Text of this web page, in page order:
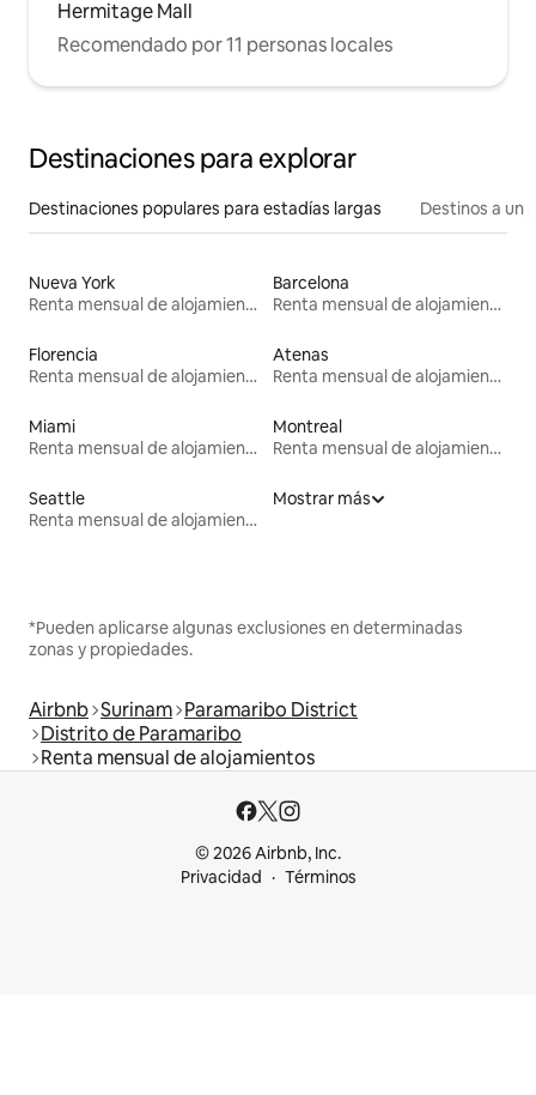
Hermitage Mall
Recomendado por 11 personas locales
Destinaciones para explorar
Destinaciones populares para estadías largas Destinos a un
Nueva York
Renta mensual de alojamientos
Barcelona
Renta mensual de alojamientos
Florencia
Renta mensual de alojamientos
Atenas
Renta mensual de alojamientos
Miami
Renta mensual de alojamientos
Montreal
Renta mensual de alojamientos
Seattle
Renta mensual de alojamientos
Mostrar más
*Pueden aplicarse algunas exclusiones en determinadas
zonas y propiedades.
Airbnb Surinam Paramaribo District
Distrito de Paramaribo
Renta mensual de alojamientos
© 2026 Airbnb, Inc.
Privacidad
Términos